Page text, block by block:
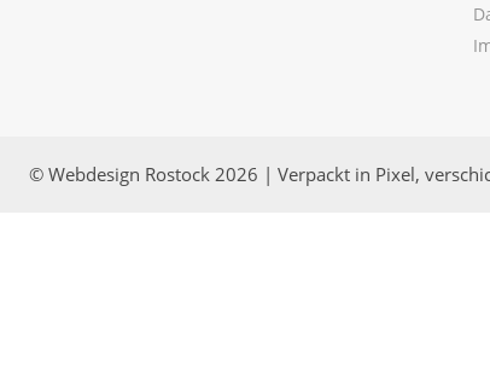
© Webdesign Rostock 2026 | Verpackt in Pixel,